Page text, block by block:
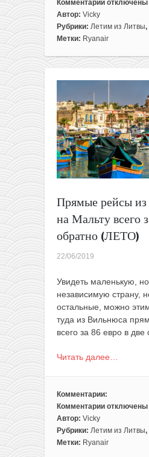
Комментарии
к
записи
Август:
Мальту
всего
за
97€
туда-
обратно
отключены
Автор: Vicky
Рубрики: Летим из Литвы,
Метки: Ryanair
Прямые рейсы
на Мальту всего
обратно (ЛЕТО)
22/06/2019
Увидеть маленькую,
независимую страну,
остальные, можно
туда из Вильнюса
всего за 86 евро в две
Читать далее…
Комментарии:
Комментарии
к
записи
Прямые
отключены
Автор: Vicky
Рубрики: Летим из Литвы,
Метки: Ryanair